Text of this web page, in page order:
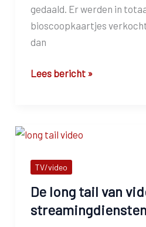
gedaald. Er werden in
bioscoopkaartjes
dan
Daling
in
Lees bericht »
TV/video
De long tail van
streamingdiensten